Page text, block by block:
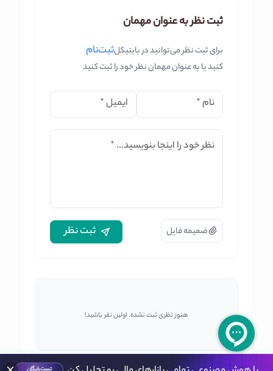
ثبت نظر به عنوان مهمان
برای ثبت نظر می‌توانید در بایتیکلثبت‌نام
کنید یا به عنوان مهمان نظر خود را ثبت کنید
نام * ایمیل*
نظر خود را اینجا بنویسید... *
ضمیمه فایل ثبت نظر
هنوز نظری ثبت نشده. اولین نفر باشید!